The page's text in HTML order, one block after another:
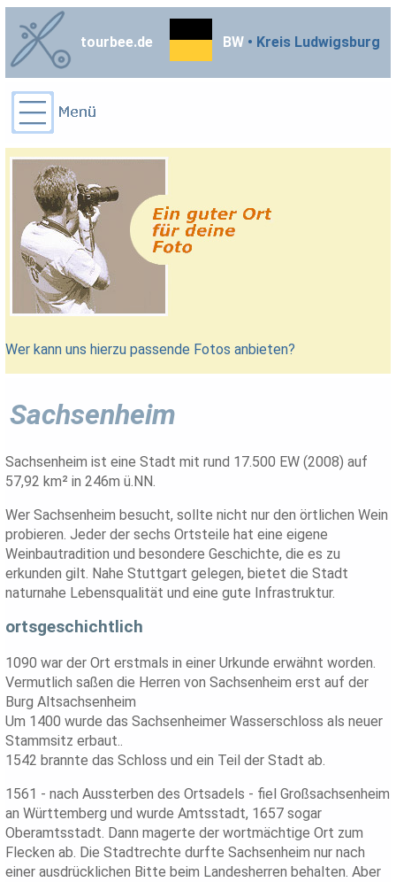
tourbee.de BW • Kreis Ludwigsburg
Wer kann uns hierzu passende Fotos anbieten?
Sachsenheim
Sachsenheim ist eine Stadt mit rund 17.500 EW (2008) auf
57,92 km² in 246m ü.NN.
Wer Sachsenheim besucht, sollte nicht nur den örtlichen Wein
probieren. Jeder der sechs Ortsteile hat eine eigene
Weinbautradition und besondere Geschichte, die es zu
erkunden gilt. Nahe Stuttgart gelegen, bietet die Stadt
naturnahe Lebensqualität und eine gute Infrastruktur.
ortsgeschichtlich
1090 war der Ort erstmals in einer Urkunde erwähnt worden.
Vermutlich saßen die Herren von Sachsenheim erst auf der
Burg Altsachsenheim
Um 1400 wurde das Sachsenheimer Wasserschloss als neuer
Stammsitz erbaut..
1542 brannte das Schloss und ein Teil der Stadt ab.
1561 - nach Aussterben des Ortsadels - fiel Großsachsenheim
an Württemberg und wurde Amtsstadt, 1657 sogar
Oberamtsstadt. Dann magerte der wortmächtige Ort zum
Flecken ab. Die Stadtrechte durfte Sachsenheim nur nach
einer ausdrücklichen Bitte beim Landesherren behalten. Aber